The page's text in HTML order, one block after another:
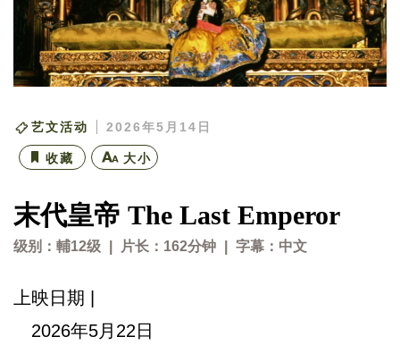
艺文活动 2026年5月14日
收藏 大小
末代皇帝 The Last Emperor
级别：輔12级 片长：162分钟 字幕：中文
上映日期 |
2026年5月22日